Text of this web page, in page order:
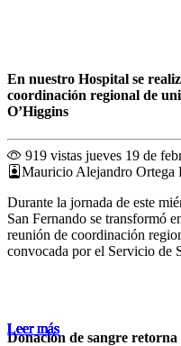
Leer más
Leer más
Leer más
Leer más
En nuestro Hospital se
coordinación regional de
O’Higgins
919 vistas jueves 19 de
Mauricio Alejandro Ortega
Durante la jornada de este
San Fernando se transformó
reunión de coordinación
convocada por el Servicio de
Leer más
Donación de sangre
Leer más
Leer más
Leer más
Leer más
Leer más
Leer más
Leer más